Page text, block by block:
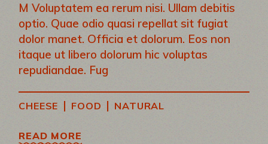
M Voluptatem ea rerum nisi. Ullam debitis
optio. Quae odio quasi repellat sit fugiat
dolor manet. Officia et dolorum. Eos non
itaque ut libero dolorum hic voluptas
repudiandae. Fug
CHEESE | FOOD | NATURAL
READ MORE